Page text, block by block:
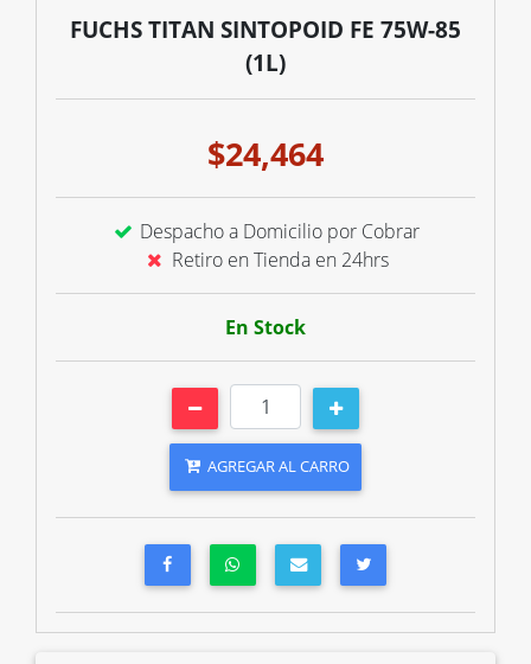
FUCHS TITAN SINTOPOID FE 75W-85
(1L)
$24,464
Despacho a Domicilio por Cobrar
Retiro en Tienda en 24hrs
En Stock
AGREGAR AL CARRO